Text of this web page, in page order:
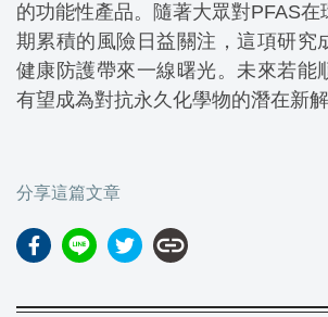
的功能性產品。隨著大眾對PFAS在
期累積的風險日益關注，這項研究
健康防護帶來一線曙光。未來若能
有望成為對抗永久化學物的潛在新
分享這篇文章
link